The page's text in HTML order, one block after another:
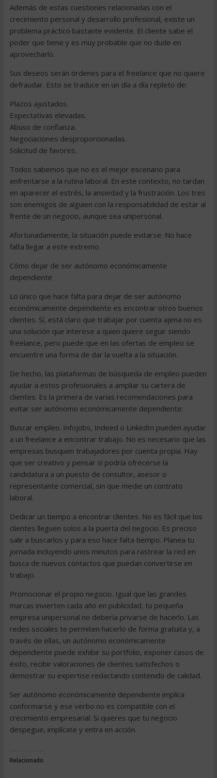
Además de estas cuestiones relacionadas con el
crecimiento personal y desarrollo profesional, existe un
problema práctico bastante evidente. El cliente sabe el
poder que tiene y es muy probable que no dude en
aprovecharlo.
Sus deseos serán órdenes para el freelance que no quiere
defraudar. Esto se traduce en un día a día repleto de:
Plazos ajustados.
Expectativas elevadas.
Abuso de confianza.
Negociaciones desproporcionadas.
Solicitud de favores.
Todos sabemos que no es el mejor escenario para
enfrentarse a la rutina laboral. En este contexto, no tardan
en aparecer el estrés, la ansiedad y la frustración. Los tres
son enemigos de alguien con la responsabilidad de estar al
frente de un negocio, aunque sea unipersonal.
Afortunadamente, la situación puede evitarse. No hace
falta llegar a este extremo.
Cómo dejar de ser autónomo económicamente
dependiente
Lo único que hace falta para dejar de ser autónomo
económicamente dependiente es encontrar otros buenos
clientes. Sí, está claro que trabajar por cuenta ajena no es
una solución que interese a quien quiere seguir siendo
freelance, pero puede que en las ofertas de empleo se
encuentre una forma de dar la vuelta a la situación.
De hecho, las plataformas de búsqueda de empleo pueden
ayudar a estos profesionales a ampliar su cartera de
clientes. Es la primera de varias recomendaciones para
evitar ser autónomo económicamente dependiente:
Buscar empleo. Infojobs, Indeed o LinkedIn pueden ayudar
a un freelance a encontrar trabajo. No es necesario que las
empresas busquen trabajadores por cuenta propia. Hay
que ser creativo y pensar si podría ofrecerse la
candidatura a un puesto de consultor, asesor o
representante comercial, sin que medie un contrato
laboral.
Dedicar un tiempo a encontrar clientes. No es fácil que los
clientes lleguen solos a la puerta del negocio. Es preciso
salir a buscarlos y para eso hace falta tiempo. Planea tu
jornada incluyendo unos minutos para rastrear la red en
busca de nuevos contactos que puedan convertirse en
trabajo.
Promocionar el propio negocio. Igual que las grandes
marcas invierten cada año en publicidad, tu pequeña
empresa unipersonal no debería privarse de hacerlo. Las
redes sociales te permiten hacerlo de forma gratuita y, a
través de ellas, un autónomo económicamente
dependiente puede exhibir su portfolio, exponer casos de
éxito, recibir valoraciones de clientes satisfechos o
demostrar su expertise redactando contenido de calidad.
Ser autónomo económicamente dependiente implica
conformarse y ese verbo no es compatible con el
crecimiento empresarial. Si quieres que tu negocio
despegue, implícate y entra en acción.
Relacionado